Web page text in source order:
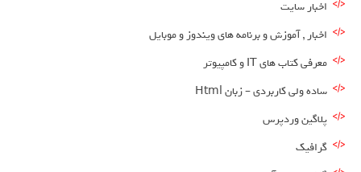
اخبار سایت
اخبار , آموزش و برنامه های ویندوز و موبایل
معرفی کتاب های IT و کامپیوتر
ساده ولی کاربردی – زبان Html
پلاگین وردپرس
گرافیک